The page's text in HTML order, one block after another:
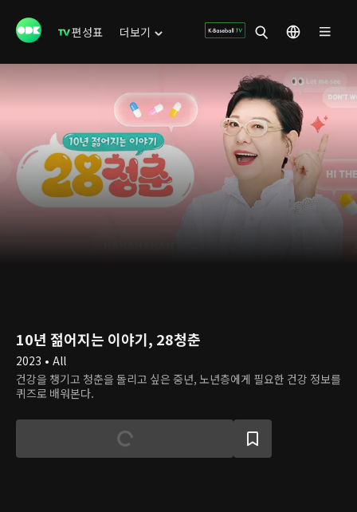
편성표 더보기
10년 젊어지는 이야기, 28청춘
2023 • All
건강을 챙기고 청춘을 돌리고 싶은 중년, 노년층에게 필요한 건강 정보를
퀴즈로 배워본다.